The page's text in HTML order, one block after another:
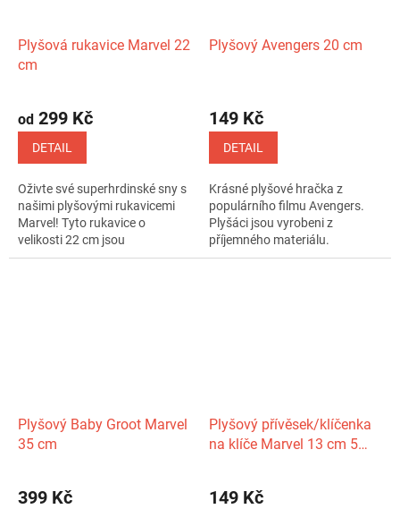
Plyšová rukavice Marvel 22
cm
od 299 Kč
DETAIL
Oživte své superhrdinské sny s
našimi plyšovými rukavicemi
Marvel! Tyto rukavice o
velikosti 22 cm jsou
perfektním...
Plyšový Avengers 20 cm
hodnocení
produktu
5
hvězdiček.
149 Kč
DETAIL
Krásné plyšové hračka z
populárního filmu Avengers.
Plyšáci jsou vyrobeni z
příjemného materiálu.
Plyšový Baby Groot Marvel
35 cm
399 Kč
Plyšový přívěsek/klíčenka
na klíče Marvel 13 cm 5
149 Kč